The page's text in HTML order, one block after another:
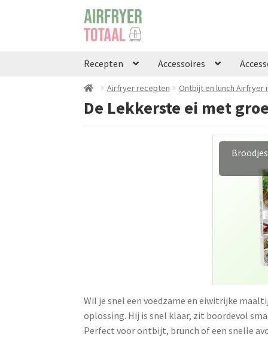
Ga
door
navigatie
Ga
naar
inhoud
Recepten Accessoires
Airfryer recepten Ontbijt en lunch Airfryer
De Lekkerste ei met
Wil je snel een voedzame en eiwitrijke
oplossing. Hij is snel klaar, zit boordevol
Perfect voor ontbijt, brunch of een snelle